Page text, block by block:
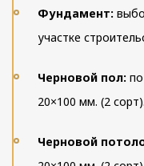
Фундамент:
участке
Черновой пол:
20×100 мм. (2 сорт).
Черновой